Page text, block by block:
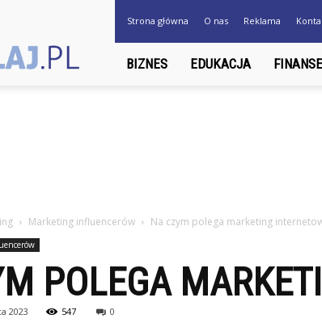
Strona główna O nas Reklama
BIZNES EDUKACJA FINANSE
Marketing influencerów Na czym polega marketing
POLEGA
2023 547 0